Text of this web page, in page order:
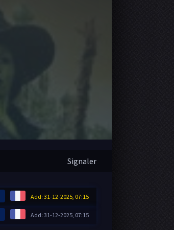
Signaler
Add: 31-12-2025, 07:15
Add: 31-12-2025, 07:15